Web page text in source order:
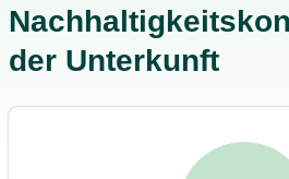
der Unterkunft